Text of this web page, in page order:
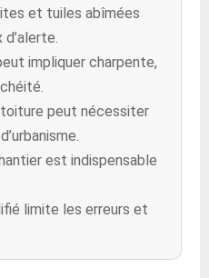
et tuiles abîmées
impliquer charpente,
peut nécessiter
est indispensable
limite les erreurs et